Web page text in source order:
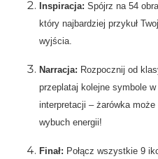
Inspiracja: Spójrz na 54
który najbardziej przykuł
wyjścia.
Narracja: Rozpocznij od
przeplataj kolejne symbole
interpretacji – żarówka może
wybuch energii!
Finał: Połącz wszystkie 9